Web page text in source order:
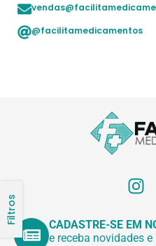
Filtros
@facilitamedicamentos
CADASTRE-SE EM
e receba novidades